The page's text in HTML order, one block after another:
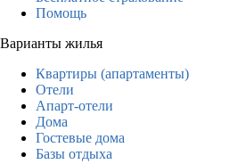
Помощь
Варианты жилья
Квартиры (апартаменты)
Отели
Апарт-отели
Дома
Гостевые дома
Базы отдыха